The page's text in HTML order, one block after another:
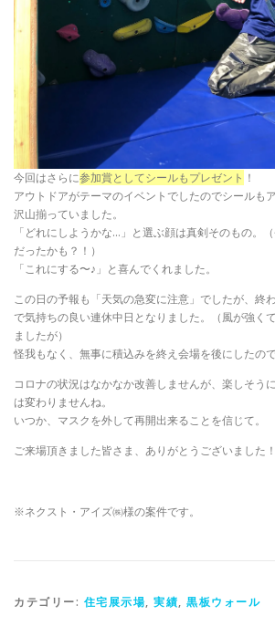
今回はさらに参加賞としてシールもプレゼント ！
アウトドアがテーマのイベントでしたのでシールも
沢山揃っていました。
「どれにしようかな…」と選ぶ顔は真剣そのもの。
だったかも？！）
「これにする〜♪」と喜んでくれました。
この日の予報も「天気の急変に注意」でしたが、終
で気持ちの良い連休中日となりました。（風が強く
ましたが）
怪我もなく、無事に積込みを終え会場を後にしたので
コロナの状況はなかなか改善しませんが、楽しそう
は変わりませんね。
いつか、マスクを外して再開出来ることを信じて。
ご来場頂きました皆さま、ありがとうございました！
※ネクスト・アイズ㈱様の案件です。
カテゴリー: 住宅展示場, 実績, 黒板ウォール